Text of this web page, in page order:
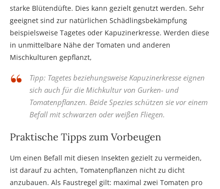
starke Blütendüfte. Dies kann gezielt genutzt werden. Sehr
geeignet sind zur natürlichen Schädlingsbekämpfung
beispielsweise Tagetes oder Kapuzinerkresse. Werden diese
in unmittelbare Nähe der Tomaten und anderen
Mischkulturen gepflanzt,
Tipp: Tagetes beziehungsweise Kapuzinerkresse eignen
sich auch für die Michkultur von Gurken- und
Tomatenpflanzen. Beide Spezies schützen sie vor einem
Befall mit schwarzen oder weißen Fliegen.
Praktische Tipps zum Vorbeugen
Um einen Befall mit diesen Insekten gezielt zu vermeiden,
ist darauf zu achten, Tomatenpflanzen nicht zu dicht
anzubauen. Als Faustregel gilt: maximal zwei Tomaten pro